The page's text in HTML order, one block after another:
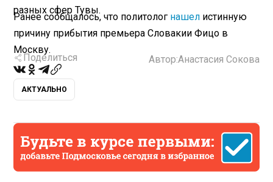
разных сфер Тувы.
Ранее сообщалось, что политолог нашел истинную
причину прибытия премьера Словакии Фицо в
Москву.
Поделиться Автор:Анастасия Сокова
АКТУАЛЬНО